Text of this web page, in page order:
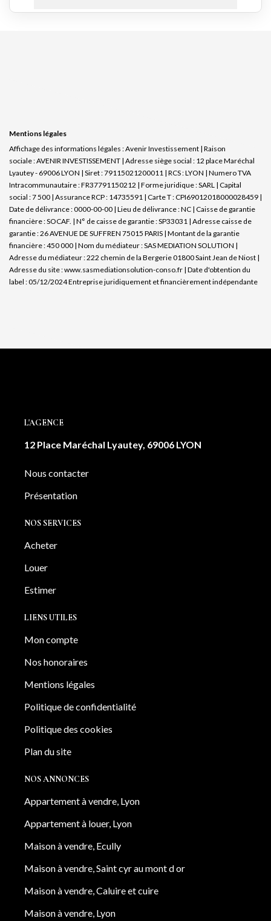
Mentions légales
Affichage des informations légales : Avenir Investissement | Raison
sociale : AVENIR INVESTISSEMENT | Adresse siège social : 12 place Maréchal
Lyautey - 69006 LYON | Siret : 79115021200011 | RCS : LYON | Numero TVA
Intracommunautaire : FR37791150212 | Forme juridique : SARL | Capital
social : 7 500 | Assurance RCP : 14735591 | Carte T : CPI69012018000028459 |
Date de délivrance : 0000-00-00 | Lieu de délivrance : NC | Caisse de garantie
financière : SOCAF. | N° de caisse de garantie : SP33031 | Adresse caisse de
garantie : 26 AVENUE DE SUFFREN 75015 PARIS | Montant de la garantie
financière : 450 000 | Nom du médiateur : SAS MEDIATION SOLUTION |
Adresse du médiateur : 222 chemin de la Bergerie 01800 Saint Jean de Niost |
Adresse du site :www.sasmediationsolution-conso.fr | Date d'obtention du
label : 05/12/2024Entreprise juridiquement et financièrement indépendante
L'AGENCE
12 Place Maréchal Lyautey, 69006 LYON
Nous contacter
Présentation
NOS SERVICES
Acheter
Louer
Estimer
LIENS UTILES
Mon compte
Nos honoraires
Mentions légales
Politique de confidentialité
Politique des cookies
Plan du site
NOS ANNONCES
Appartement à vendre, Lyon
Appartement à louer, Lyon
Maison à vendre, Ecully
Maison à vendre, Saint cyr au mont d or
Maison à vendre, Caluire et cuire
Maison à vendre, Lyon